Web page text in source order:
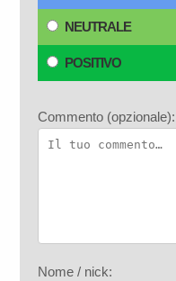
NEUTRALE
POSITIVO
Commento (opzionale):
Nome / nick: